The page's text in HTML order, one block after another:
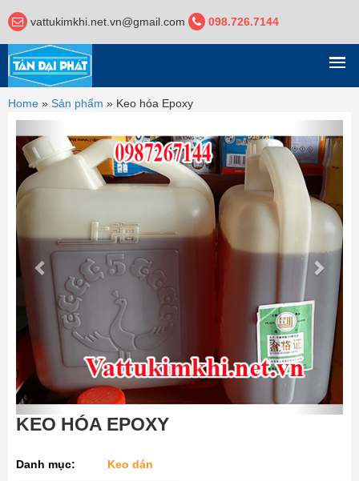
vattukimkhi.net.vn@gmail.com 098.726.7144
DANH MỤC
Home » Sản phẩm » Keo hóa Epoxy
Previous Next
KEO HÓA EPOXY
Danh mục: Keo dán